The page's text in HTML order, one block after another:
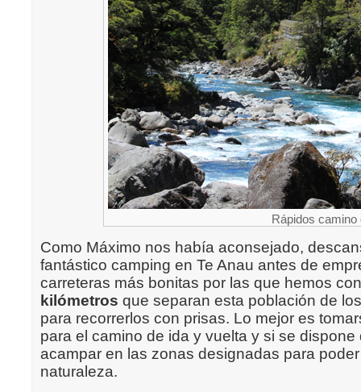
Rápidos camino
Como Máximo nos había aconsejado,
fantástico camping en Te Anau antes de
carreteras más bonitas por las que hemos
kilómetros que separan esta población de
para recorrerlos con prisas. Lo mejor es
para el camino de ida y vuelta y si se
acampar en las zonas designadas para
naturaleza.